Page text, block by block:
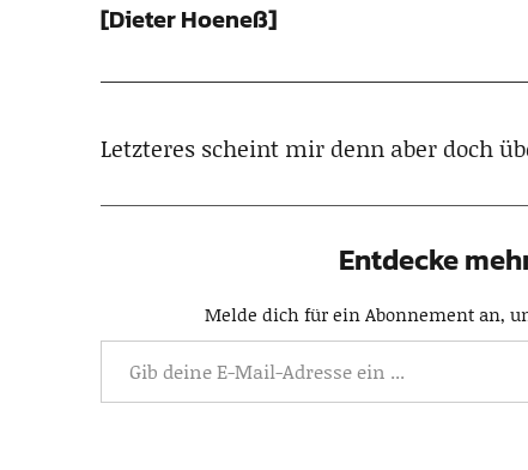
[Dieter Hoeneß]
Letzteres scheint mir denn aber doch
Entdecke
Melde dich für ein Abonnement an,